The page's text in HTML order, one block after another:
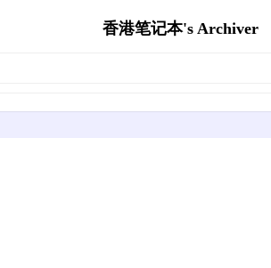
香港笔记本's Archiver